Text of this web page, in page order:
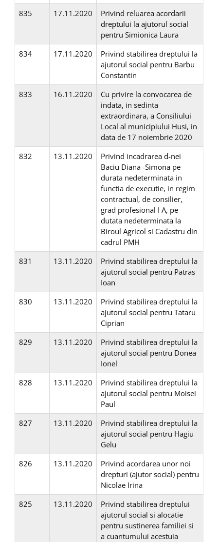
835
17.11.2020
Privind reluarea acordarii
dreptului la ajutorul social
pentru Simionica Laura
834
17.11.2020
Privind stabilirea dreptului la
ajutorul social pentru Barbu
Constantin
833
16.11.2020
Cu privire la convocarea de
indata, in sedinta
extraordinara, a Consiliului
Local al municipiului Husi, in
data de 17 noiembrie 2020
832
13.11.2020
Privind incadrarea d-nei
Baciu Diana -Simona pe
durata nedeterminata in
functia de executie, in regim
contractual, de consilier,
grad profesional I A, pe
dutata nedeterminata la
Biroul Agricol si Cadastru din
cadrul PMH
831
13.11.2020
Privind stabilirea dreptului la
ajutorul social pentru Patras
Ioan
830
13.11.2020
Privind stabilirea dreptului la
ajutorul social pentru Tataru
Ciprian
829
13.11.2020
Privind stabilirea dreptului la
ajutorul social pentru Donea
Ionel
828
13.11.2020
Privind stabilirea dreptului la
ajutorul social pentru Moisei
Paul
827
13.11.2020
Privind stabilirea dreptului la
ajutorul social pentru Hagiu
Gelu
826
13.11.2020
Privind acordarea unor noi
drepturi (ajutor social) pentru
Nicolae Irina
825
13.11.2020
Privind stabilirea dreptului
ajutorul social si alocatie
pentru sustinerea familiei si
a cuantumului acestuia